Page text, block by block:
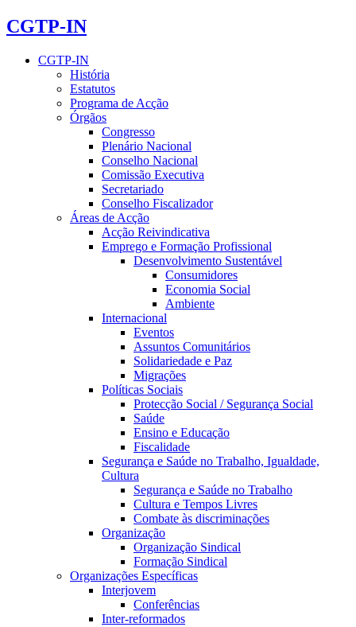
CGTP-IN
CGTP-IN
História
Estatutos
Programa de Acção
Órgãos
Congresso
Plenário Nacional
Conselho Nacional
Comissão Executiva
Secretariado
Conselho Fiscalizador
Áreas de Acção
Acção Reivindicativa
Emprego e Formação Profissional
Desenvolvimento Sustentável
Consumidores
Economia Social
Ambiente
Internacional
Eventos
Assuntos Comunitários
Solidariedade e Paz
Migrações
Políticas Sociais
Protecção Social / Segurança Social
Saúde
Ensino e Educação
Fiscalidade
Segurança e Saúde no Trabalho, Igualdade,
Cultura
Segurança e Saúde no Trabalho
Cultura e Tempos Livres
Combate às discriminações
Organização
Organização Sindical
Formação Sindical
Organizações Específicas
Interjovem
Conferências
Inter-reformados